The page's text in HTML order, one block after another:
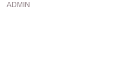
ADMIN